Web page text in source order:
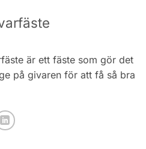
är ett fäste som gör det
på givaren för att få så bra